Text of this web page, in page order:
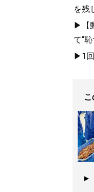
を残
▶【
て“
▶1回